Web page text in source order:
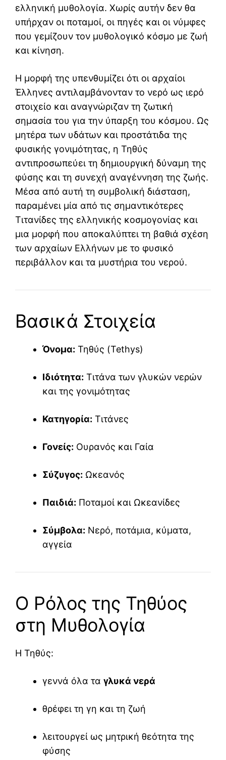
ελληνική μυθολογία. Χωρίς αυτήν δεν θα
υπήρχαν οι ποταμοί, οι πηγές και οι νύμφες
που γεμίζουν τον μυθολογικό κόσμο με ζωή
και κίνηση.
Η μορφή της υπενθυμίζει ότι οι αρχαίοι
Έλληνες αντιλαμβάνονταν το νερό ως ιερό
στοιχείο και αναγνώριζαν τη ζωτική
σημασία του για την ύπαρξη του κόσμου. Ως
μητέρα των υδάτων και προστάτιδα της
φυσικής γονιμότητας, η Τηθύς
αντιπροσωπεύει τη δημιουργική δύναμη της
φύσης και τη συνεχή αναγέννηση της ζωής.
Μέσα από αυτή τη συμβολική διάσταση,
παραμένει μία από τις σημαντικότερες
Τιτανίδες της ελληνικής κοσμογονίας και
μια μορφή που αποκαλύπτει τη βαθιά σχέση
των αρχαίων Ελλήνων με το φυσικό
περιβάλλον και τα μυστήρια του νερού.
Βασικά Στοιχεία
Όνομα: Τηθύς (Tethys)
Ιδιότητα: Τιτάνα των γλυκών νερών
και της γονιμότητας
Κατηγορία: Τιτάνες
Γονείς: Ουρανός και Γαία
Σύζυγος: Ωκεανός
Παιδιά: Ποταμοί και Ωκεανίδες
Σύμβολα: Νερό, ποτάμια, κύματα,
αγγεία
Ο Ρόλος της Τηθύος
στη Μυθολογία
Η Τηθύς:
γεννά όλα τα γλυκά νερά
θρέφει τη γη και τη ζωή
λειτουργεί ως μητρική θεότητα της
φύσης